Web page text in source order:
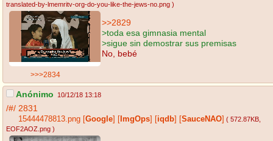
translated-by-lmemritv-org-do-you-like-the-jews-no.png )
>>2829
>toda esa gimnasia mental
>sigue sin demostrar sus premisas
No, bebé
>>>2834
Anónimo 10/12/18 13:18
/#/ 2831
15444478813.png Google ImgOps iqdb SauceNAO ( 572.87KB
EOF2AOZ.png )